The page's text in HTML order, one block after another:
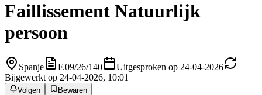
Faillissement Natuurlijk
persoon
Spanje F.09/26/140
Uitgesproken op 24-04-2026
Bijgewerkt op 24-04-2026, 10:01
Volgen
Bewaren